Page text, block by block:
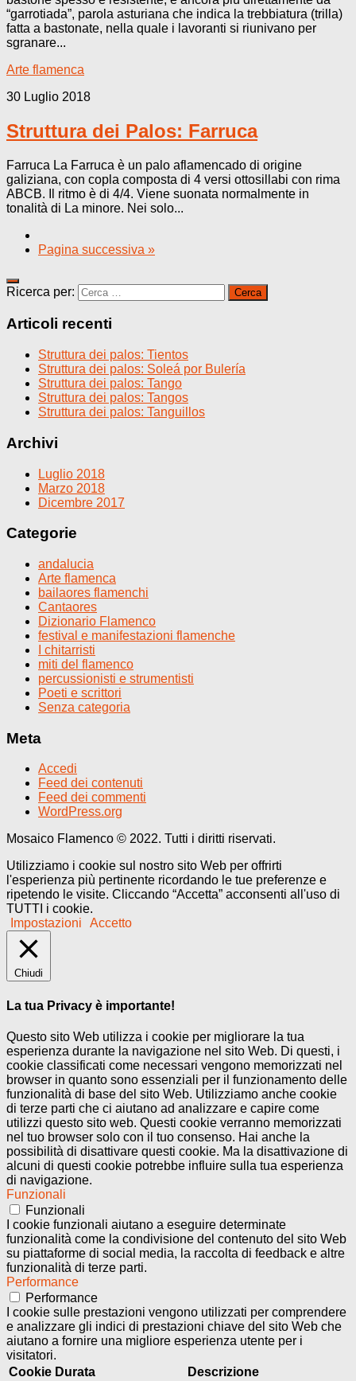
“garrotiada”, parola asturiana che indica la trebbiatura (trilla)
fatta a bastonate, nella quale i lavoranti si riunivano per
sgranare...
Arte flamenca
30 Luglio 2018
Struttura dei Palos: Farruca
Farruca La Farruca è un palo aflamencado di origine
galiziana, con copla composta di 4 versi ottosillabi con rima
ABCB. Il ritmo è di 4/4. Viene suonata normalmente in
tonalità di La minore. Nei solo...
Pagina successiva »
Ricerca per:
Articoli recenti
Struttura dei palos: Tientos
Struttura dei palos: Soleá por Bulería
Struttura dei palos: Tango
Struttura dei palos: Tangos
Struttura dei palos: Tanguillos
Archivi
Luglio 2018
Marzo 2018
Dicembre 2017
Categorie
andalucia
Arte flamenca
bailaores flamenchi
Cantaores
Dizionario Flamenco
festival e manifestazioni flamenche
I chitarristi
miti del flamenco
percussionisti e strumentisti
Poeti e scrittori
Senza categoria
Meta
Accedi
Feed dei contenuti
Feed dei commenti
WordPress.org
Mosaico Flamenco © 2022. Tutti i diritti riservati.
Utilizziamo i cookie sul nostro sito Web per offrirti
l'esperienza più pertinente ricordando le tue preferenze e
ripetendo le visite. Cliccando “Accetta” acconsenti all'uso di
TUTTI i cookie.
Impostazioni
Accetto
Chiudi
La tua Privacy è importante!
Questo sito Web utilizza i cookie per migliorare la tua
esperienza durante la navigazione nel sito Web. Di questi, i
cookie classificati come necessari vengono memorizzati nel
browser in quanto sono essenziali per il funzionamento delle
funzionalità di base del sito Web. Utilizziamo anche cookie
di terze parti che ci aiutano ad analizzare e capire come
utilizzi questo sito web. Questi cookie verranno memorizzati
nel tuo browser solo con il tuo consenso. Hai anche la
possibilità di disattivare questi cookie. Ma la disattivazione di
alcuni di questi cookie potrebbe influire sulla tua esperienza
di navigazione.
Funzionali
Funzionali
I cookie funzionali aiutano a eseguire determinate
funzionalità come la condivisione del contenuto del sito Web
su piattaforme di social media, la raccolta di feedback e altre
funzionalità di terze parti.
Performance
Performance
I cookie sulle prestazioni vengono utilizzati per comprendere
e analizzare gli indici di prestazioni chiave del sito Web che
aiutano a fornire una migliore esperienza utente per i
visitatori.
Cookie Durata Descrizione